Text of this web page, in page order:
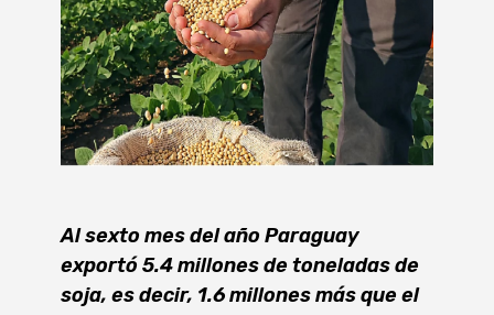
Al sexto mes del año Paraguay
exportó 5.4 millones de toneladas de
soja, es decir, 1.6 millones más que el